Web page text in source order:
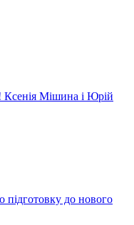
Мішина і Юрій
до нового